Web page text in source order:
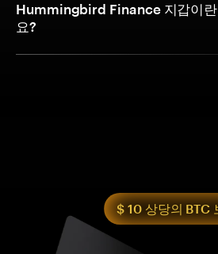
Hummingbird Finance 지갑이란
요?
$ 10 상당의 BTC